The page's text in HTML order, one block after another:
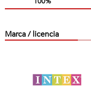
Marca / licencia